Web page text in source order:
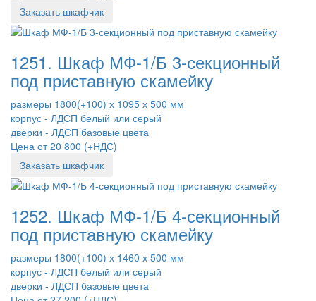
Заказать шкафчик
1251. Шкаф МФ-1/Б 3-секционный
под приставную скамейку
размеры 1800(+100) х 1095 х 500 мм
корпус - ЛДСП белый или серый
дверки - ЛДСП базовые цвета
Цена от 20 800 (+НДС)
Заказать шкафчик
1252. Шкаф МФ-1/Б 4-секционный
под приставную скамейку
размеры 1800(+100) х 1460 х 500 мм
корпус - ЛДСП белый или серый
дверки - ЛДСП базовые цвета